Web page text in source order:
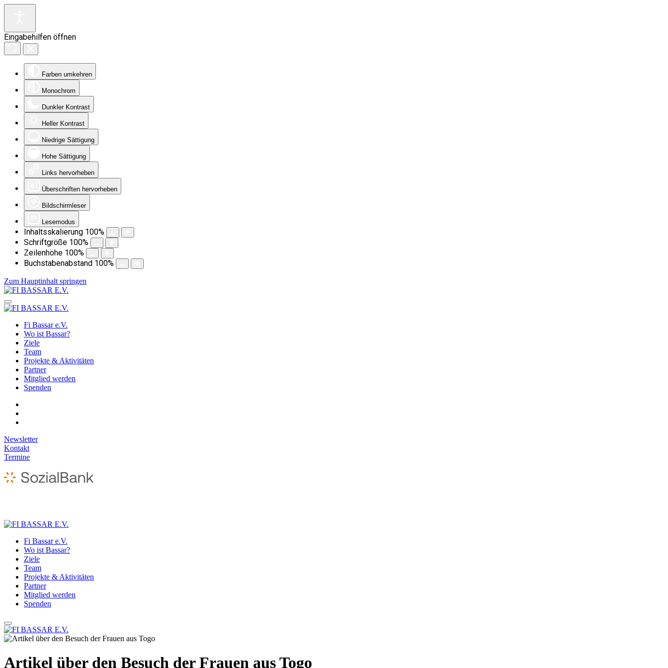
Eingabehilfen öffnen
Farben umkehren
Monochrom
Dunkler Kontrast
Heller Kontrast
Niedrige Sättigung
Hohe Sättigung
Links hervorheben
Überschriften hervorheben
Bildschirmleser
Lesemodus
Inhaltsskalierung 100%
Schriftgröße 100%
Zeilenhöhe 100%
Buchstabenabstand 100%
Zum Hauptinhalt springen
Fi Bassar e.V.
Wo ist Bassar?
Ziele
Team
Projekte & Aktivitäten
Partner
Mitglied werden
Spenden
Newsletter
Kontakt
Termine
Fi Bassar e.V.
Wo ist Bassar?
Ziele
Team
Projekte & Aktivitäten
Partner
Mitglied werden
Spenden
Artikel über den Besuch der Frauen aus Togo